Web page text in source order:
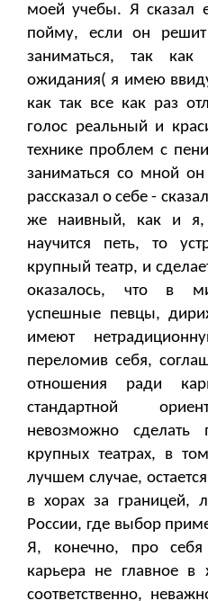
моей учебы. Я сказал
пойму, если он
заниматься, так
ожидания( я имею
как так все как раз
голос реальный и
технике проблем с
заниматься со мной
рассказал о себе -
же наивный, как и
научится петь, то
крупный театр, и
оказалось, что в
успешные певцы,
имеют
переломив себя,
отношения ради
стандартной
невозможно сделать
крупных театрах, в
лучшем случае,
в хорах за границей,
России, где выбор
Я, конечно, про
карьера не главное
соответственно,